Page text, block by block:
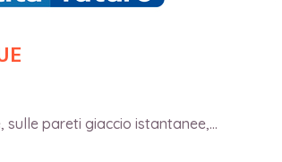
sulle pareti giaccio istantanee,...